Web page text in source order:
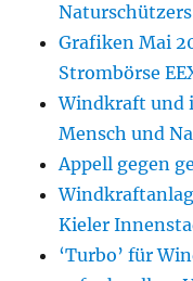
Grafiken Mai
Strombörse
Windkraft und
Mensch und
Appell gegen
Kieler
‘Turbo’ für